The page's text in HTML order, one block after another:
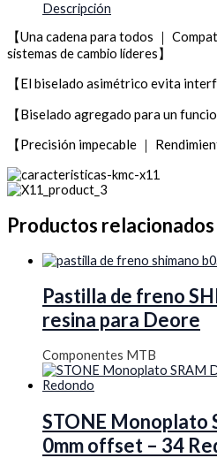
Descripción
【Una cadena para todos ｜
sistemas de cambio líderes】
【El biselado asimétrico evita
【Biselado agregado para un
【Precisión impecable ｜
Productos relacionados
Pastilla de freno
resina para Deore
Componentes MTB
STONE Monoplato
0mm offset – 34